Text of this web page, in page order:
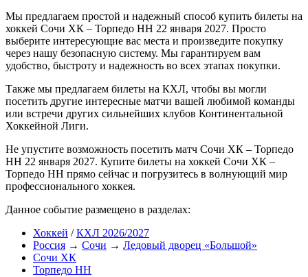
Мы предлагаем простой и надежный способ купить билеты на
хоккей Сочи ХК – Торпедо НН 22 января 2027. Просто
выберите интересующие вас места и произведите покупку
через нашу безопасную систему. Мы гарантируем вам
удобство, быстроту и надежность во всех этапах покупки.
Также мы предлагаем билеты на КХЛ, чтобы вы могли
посетить другие интересные матчи вашей любимой команды
или встречи других сильнейших клубов Континентальной
Хоккейной Лиги.
Не упустите возможность посетить матч Сочи ХК – Торпедо
НН 22 января 2027. Купите билеты на хоккей Сочи ХК –
Торпедо НН прямо сейчас и погрузитесь в волнующий мир
профессионального хоккея.
Данное событие размещено в разделах:
Хоккей /КХЛ 2026/2027
Россия → Сочи → Ледовый дворец «Большой»
Сочи ХК
Торпедо НН